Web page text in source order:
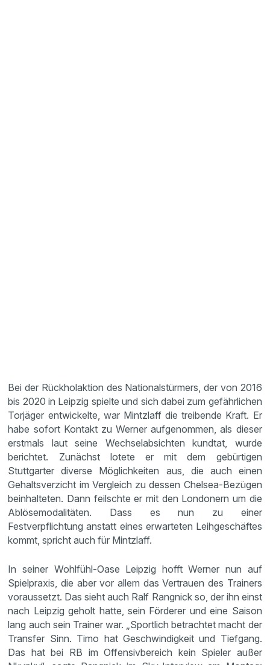
Bei der Rückholaktion des Nationalstürmers, der von 2016
bis 2020 in Leipzig spielte und sich dabei zum gefährlichen
Torjäger entwickelte, war Mintzlaff die treibende Kraft. Er
habe sofort Kontakt zu Werner aufgenommen, als dieser
erstmals laut seine Wechselabsichten kundtat, wurde
berichtet. Zunächst lotete er mit dem gebürtigen
Stuttgarter diverse Möglichkeiten aus, die auch einen
Gehaltsverzicht im Vergleich zu dessen Chelsea-Bezügen
beinhalteten. Dann feilschte er mit den Londonern um die
Ablösemodalitäten. Dass es nun zu einer
Festverpflichtung anstatt eines erwarteten Leihgeschäftes
kommt, spricht auch für Mintzlaff.
In seiner Wohlfühl-Oase Leipzig hofft Werner nun auf
Spielpraxis, die aber vor allem das Vertrauen des Trainers
voraussetzt. Das sieht auch Ralf Rangnick so, der ihn einst
nach Leipzig geholt hatte, sein Förderer und eine Saison
lang auch sein Trainer war. „Sportlich betrachtet macht der
Transfer Sinn. Timo hat Geschwindigkeit und Tiefgang.
Das hat bei RB im Offensivbereich kein Spieler außer